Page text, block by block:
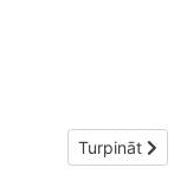
Nākamais
Turpināt